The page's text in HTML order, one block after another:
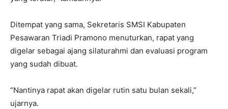
Ditempat yang sama, Sekretaris SMSI Kabupaten
Pesawaran Triadi Pramono menuturkan, rapat yang
digelar sebagai ajang silaturahmi dan evaluasi program
yang sudah dibuat.
“Nantinya rapat akan digelar rutin satu bulan sekali,”
ujarnya.